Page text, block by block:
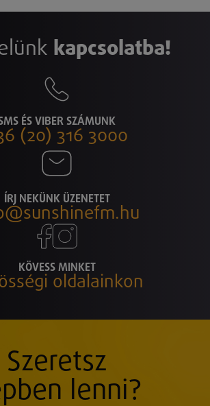
kapcsolatba!
ÉS VIBER SZÁMUNK
(20) 316 3000
ÍRJ NEKÜNK ÜZENETET
KÖVESS MINKET
oldalainkon
Szeretsz
lenni?